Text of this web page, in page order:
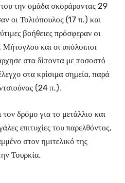
του την ομάδα σκοράροντας 29
οι Τολιόπουλος (17 π.) και
βοήθειες πρόσφεραν οι
και οι υπόλοιποι
στα δίποντα με ποσοστό
στα κρίσιμα σημεία, παρά
(24 π.).
δρόμο για το μετάλλιο και
επιτυχίες του παρελθόντος,
στον ημιτελικό της
Τουρκία.